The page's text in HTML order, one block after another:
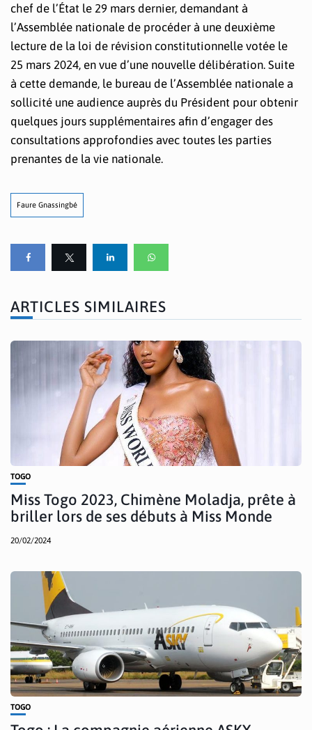
chef de l’État le 29 mars dernier, demandant à
l’Assemblée nationale de procéder à une deuxième
lecture de la loi de révision constitutionnelle votée le
25 mars 2024, en vue d’une nouvelle délibération. Suite
à cette demande, le bureau de l’Assemblée nationale a
sollicité une audience auprès du Président pour obtenir
quelques jours supplémentaires afin d’engager des
consultations approfondies avec toutes les parties
prenantes de la vie nationale.
Faure Gnassingbé
ARTICLES SIMILAIRES
TOGO
Miss Togo 2023, Chimène Moladja, prête à
briller lors de ses débuts à Miss Monde
20/02/2024
TOGO